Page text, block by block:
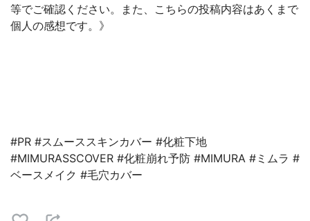
等でご確認ください。また、こちらの投稿内容はあくまで
個人の感想です。》
#PR #スムーススキンカバー #化粧下地
#MIMURASSCOVER #化粧崩れ予防 #MIMURA #ミムラ #
ベースメイク #毛穴カバー